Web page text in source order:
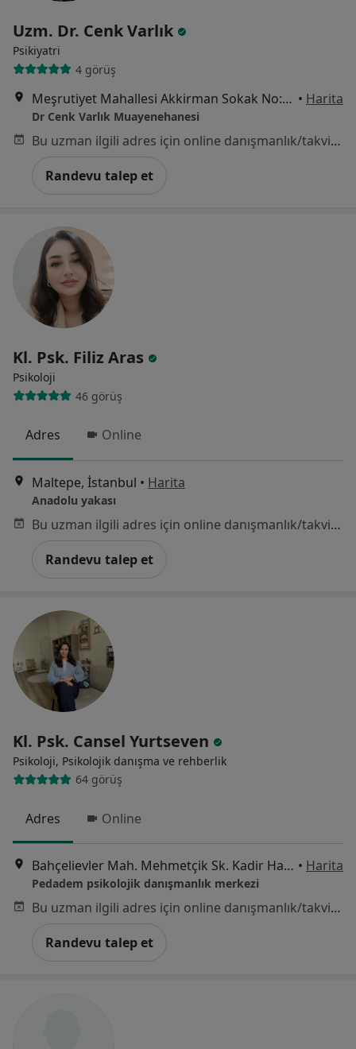
Uzm. Dr. Cenk Varlık
Psikiyatri
4 görüş
Meşrutiyet Mahallesi Akkirman Sokak No:28 Daire 27 Nişantaşı, İstanbul • Harita
Dr Cenk Varlık Muayenehanesi
Bu uzman ilgili adres için online danışmanlık/takvim sunmuyor.
Randevu talep et
Kl. Psk. Filiz Aras
Psikoloji
46 görüş
Adres Online
Maltepe, İstanbul • Harita
Anadolu yakası
Bu uzman ilgili adres için online danışmanlık/takvim sunmuyor.
Randevu talep et
Kl. Psk. Cansel Yurtseven
Psikoloji, Psikolojik danışma ve rehberlik
64 görüş
Adres Online
Bahçelievler Mah. Mehmetçik Sk. Kadir Has Sitesi No:1/1 İç Kapı No:105, İstanbul • Harita
Pedadem psikolojik danışmanlık merkezi
Bu uzman ilgili adres için online danışmanlık/takvim sunmuyor.
Randevu talep et